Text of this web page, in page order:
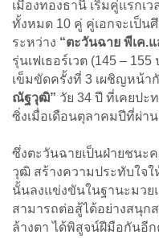
เมืองทองธานี เริ่มคู่แรกเ
ทั้งหมด 10 คู่ คู่เอกจะเป็น
ระหว่าง “ตะวันฉาย พีเค.
รุ่นเฟเธอร์เวต (145 –
เข็มขัดครั้งที่ 3 เผชิญหน้า
ณัฐวุฒิ” วัย 34 ปี ที่เคยป
ซิ่งเมื่อเดือนตุลาคมปีที่ผ่า
ซึ่งตะวันฉายเป็นฝ่ายชน
วุฒิ สร้างความประทับใจใ
นั้นลงแข่งขันในฐานะมว
สามารถต่อสู้ได้อย่างสนุ
ล้างตา ได้พิสูจน์ฝีมือกันอีก